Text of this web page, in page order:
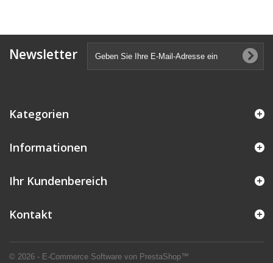
Newsletter
Kategorien
Informationen
© 2026 - E-Commerce Software von PrestaShop™
Ihr Kundenbereich
Kontakt